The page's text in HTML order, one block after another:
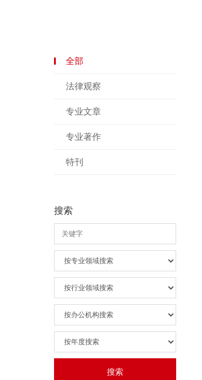
全部
法律观察
专业文章
专业著作
特刊
搜索